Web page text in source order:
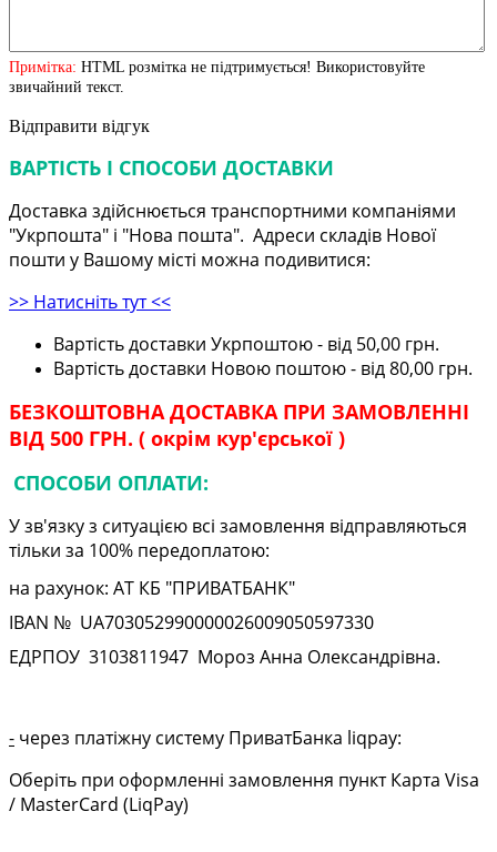
Примітка: HTML розмітка не підтримується! Використовуйте
звичайний текст.
Відправити відгук
ВАРТІСТЬ І СПОСОБИ ДОСТАВКИ
Доставка здійснюється транспортними компаніями
"Укрпошта" і "Нова пошта". Адреси складів Нової
пошти у Вашому місті можна подивитися:
>> Натисніть тут <<
Вартість доставки Укрпоштою - від 50,00 грн.
Вартість доставки Новою поштою - від 80,00 грн.
БЕЗКОШТОВНА ДОСТАВКА ПРИ ЗАМОВЛЕННІ
ВІД 500 ГРН. ( окрім кур'єрської )
СПОСОБИ ОПЛАТИ:
У зв'язку з ситуацією всі замовлення відправляються
тільки за 100% передоплатою:
на рахунок: АТ КБ "ПРИВАТБАНК"
IBAN № UA703052990000026009050597330
ЕДРПОУ 3103811947 Мороз Анна Олександрівна.
- через платіжну систему ПриватБанка liqpay:
Оберіть при оформленні замовлення пункт Карта Visa
/ MasterCard (LiqPay)